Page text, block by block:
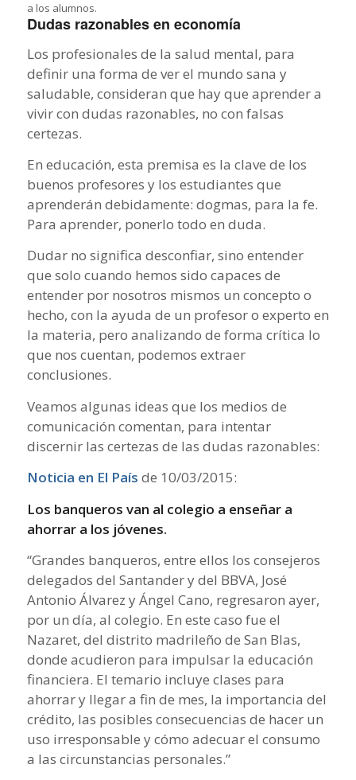
a los alumnos.
Dudas razonables en economía
Los profesionales de la salud mental, para
definir una forma de ver el mundo sana y
saludable, consideran que hay que aprender a
vivir con dudas razonables, no con falsas
certezas.
En educación, esta premisa es la clave de los
buenos profesores y los estudiantes que
aprenderán debidamente: dogmas, para la fe.
Para aprender, ponerlo todo en duda.
Dudar no significa desconfiar, sino entender
que solo cuando hemos sido capaces de
entender por nosotros mismos un concepto o
hecho, con la ayuda de un profesor o experto en
la materia, pero analizando de forma crítica lo
que nos cuentan, podemos extraer
conclusiones.
Veamos algunas ideas que los medios de
comunicación comentan, para intentar
discernir las certezas de las dudas razonables:
Noticia en El País de 10/03/2015:
Los banqueros van al colegio a enseñar a
ahorrar a los jóvenes.
“Grandes banqueros, entre ellos los consejeros
delegados del Santander y del BBVA, José
Antonio Álvarez y Ángel Cano, regresaron ayer,
por un día, al colegio. En este caso fue el
Nazaret, del distrito madrileño de San Blas,
donde acudieron para impulsar la educación
financiera. El temario incluye clases para
ahorrar y llegar a fin de mes, la importancia del
crédito, las posibles consecuencias de hacer un
uso irresponsable y cómo adecuar el consumo
a las circunstancias personales.”